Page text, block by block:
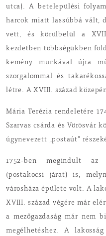
utca). A betelepülési
harcok miatt lassúbbá vált,
vett, és körülbelül a
kezdetben többségükben
kemény munkával újra
szorgalommal és
létre. A XVIII. század
Mária Terézia rendeletére
Szarvas csárda és Vörösvár
úgynevezett „postaút”
1752-ben megindult az
(postakocsi járat) is,
városháza épülete volt. A
XVIII. század végére már
a mezőgazdaság már nem
megélhetéshez. A